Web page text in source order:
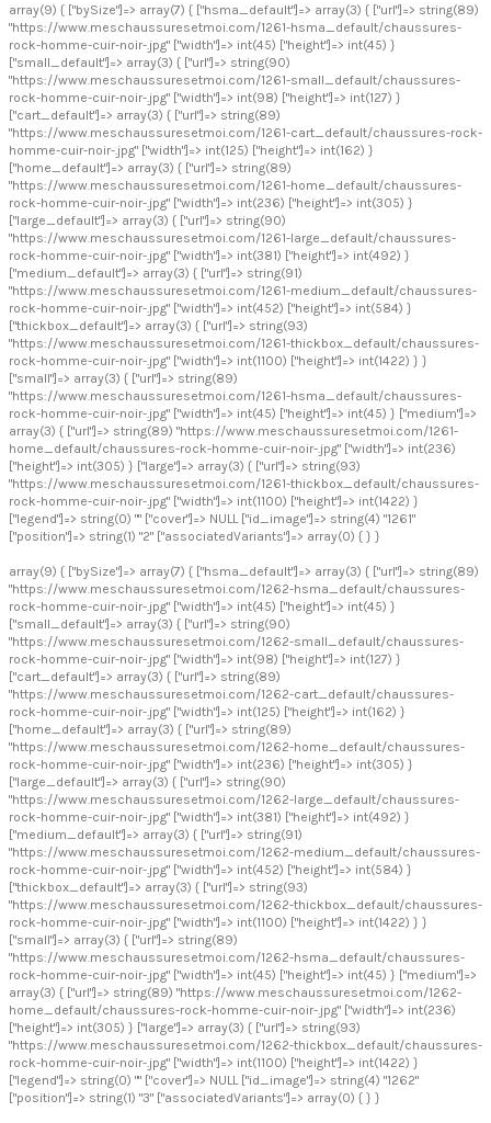
array(9) { ["bySize"]=> array(7) { ["hsma_default"]=> array(3) { ["url"]=> string(89)
"https://www.meschaussuresetmoi.com/1261-hsma_default/chaussures-
rock-homme-cuir-noir-.jpg" ["width"]=> int(45) ["height"]=> int(45) }
["small_default"]=> array(3) { ["url"]=> string(90)
"https://www.meschaussuresetmoi.com/1261-small_default/chaussures-
rock-homme-cuir-noir-.jpg" ["width"]=> int(98) ["height"]=> int(127) }
["cart_default"]=> array(3) { ["url"]=> string(89)
"https://www.meschaussuresetmoi.com/1261-cart_default/chaussures-rock-
homme-cuir-noir-.jpg" ["width"]=> int(125) ["height"]=> int(162) }
["home_default"]=> array(3) { ["url"]=> string(89)
"https://www.meschaussuresetmoi.com/1261-home_default/chaussures-
rock-homme-cuir-noir-.jpg" ["width"]=> int(236) ["height"]=> int(305) }
["large_default"]=> array(3) { ["url"]=> string(90)
"https://www.meschaussuresetmoi.com/1261-large_default/chaussures-
rock-homme-cuir-noir-.jpg" ["width"]=> int(381) ["height"]=> int(492) }
["medium_default"]=> array(3) { ["url"]=> string(91)
"https://www.meschaussuresetmoi.com/1261-medium_default/chaussures-
rock-homme-cuir-noir-.jpg" ["width"]=> int(452) ["height"]=> int(584) }
["thickbox_default"]=> array(3) { ["url"]=> string(93)
"https://www.meschaussuresetmoi.com/1261-thickbox_default/chaussures-
rock-homme-cuir-noir-.jpg" ["width"]=> int(1100) ["height"]=> int(1422) } }
["small"]=> array(3) { ["url"]=> string(89)
"https://www.meschaussuresetmoi.com/1261-hsma_default/chaussures-
rock-homme-cuir-noir-.jpg" ["width"]=> int(45) ["height"]=> int(45) } ["medium"]=>
array(3) { ["url"]=> string(89) "https://www.meschaussuresetmoi.com/1261-
home_default/chaussures-rock-homme-cuir-noir-.jpg" ["width"]=> int(236)
["height"]=> int(305) } ["large"]=> array(3) { ["url"]=> string(93)
"https://www.meschaussuresetmoi.com/1261-thickbox_default/chaussures-
rock-homme-cuir-noir-.jpg" ["width"]=> int(1100) ["height"]=> int(1422) }
["legend"]=> string(0) "" ["cover"]=> NULL ["id_image"]=> string(4) "1261"
["position"]=> string(1) "2" ["associatedVariants"]=> array(0) { } }
array(9) { ["bySize"]=> array(7) { ["hsma_default"]=> array(3) { ["url"]=> string(89)
"https://www.meschaussuresetmoi.com/1262-hsma_default/chaussures-
rock-homme-cuir-noir-.jpg" ["width"]=> int(45) ["height"]=> int(45) }
["small_default"]=> array(3) { ["url"]=> string(90)
"https://www.meschaussuresetmoi.com/1262-small_default/chaussures-
rock-homme-cuir-noir-.jpg" ["width"]=> int(98) ["height"]=> int(127) }
["cart_default"]=> array(3) { ["url"]=> string(89)
"https://www.meschaussuresetmoi.com/1262-cart_default/chaussures-
rock-homme-cuir-noir-.jpg" ["width"]=> int(125) ["height"]=> int(162) }
["home_default"]=> array(3) { ["url"]=> string(89)
"https://www.meschaussuresetmoi.com/1262-home_default/chaussures-
rock-homme-cuir-noir-.jpg" ["width"]=> int(236) ["height"]=> int(305) }
["large_default"]=> array(3) { ["url"]=> string(90)
"https://www.meschaussuresetmoi.com/1262-large_default/chaussures-
rock-homme-cuir-noir-.jpg" ["width"]=> int(381) ["height"]=> int(492) }
["medium_default"]=> array(3) { ["url"]=> string(91)
"https://www.meschaussuresetmoi.com/1262-medium_default/chaussures-
rock-homme-cuir-noir-.jpg" ["width"]=> int(452) ["height"]=> int(584) }
["thickbox_default"]=> array(3) { ["url"]=> string(93)
"https://www.meschaussuresetmoi.com/1262-thickbox_default/chaussures-
rock-homme-cuir-noir-.jpg" ["width"]=> int(1100) ["height"]=> int(1422) } }
["small"]=> array(3) { ["url"]=> string(89)
"https://www.meschaussuresetmoi.com/1262-hsma_default/chaussures-
rock-homme-cuir-noir-.jpg" ["width"]=> int(45) ["height"]=> int(45) } ["medium"]=>
array(3) { ["url"]=> string(89) "https://www.meschaussuresetmoi.com/1262-
home_default/chaussures-rock-homme-cuir-noir-.jpg" ["width"]=> int(236)
["height"]=> int(305) } ["large"]=> array(3) { ["url"]=> string(93)
"https://www.meschaussuresetmoi.com/1262-thickbox_default/chaussures-
rock-homme-cuir-noir-.jpg" ["width"]=> int(1100) ["height"]=> int(1422) }
["legend"]=> string(0) "" ["cover"]=> NULL ["id_image"]=> string(4) "1262"
["position"]=> string(1) "3" ["associatedVariants"]=> array(0) { } }